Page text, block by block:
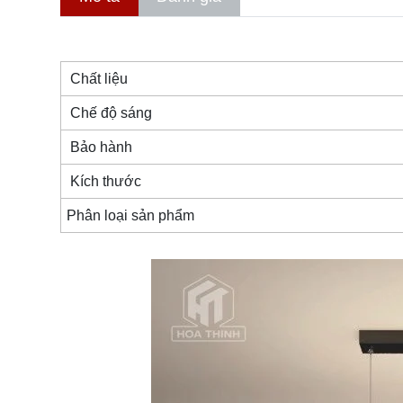
Chất liệu
Chế độ sáng
Bảo hành
Kích thước
Phân loại sản phẩm